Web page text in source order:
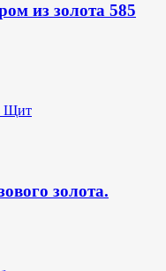
из золота 585
золота.